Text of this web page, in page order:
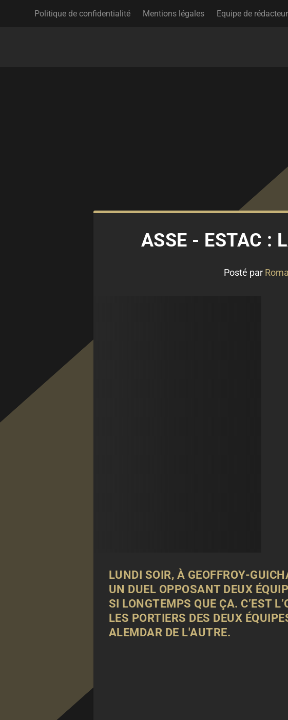
Politique de confidentialité Mentions légales Equipe de
ASSE - ESTAC :
Posté par
LUNDI SOIR, À GEOFFROY-
UN DUEL OPPOSANT DEUX
SI LONGTEMPS QUE ÇA. C’EST
LES PORTIERS DES DEUX
ALEMDAR DE L'AUTRE.